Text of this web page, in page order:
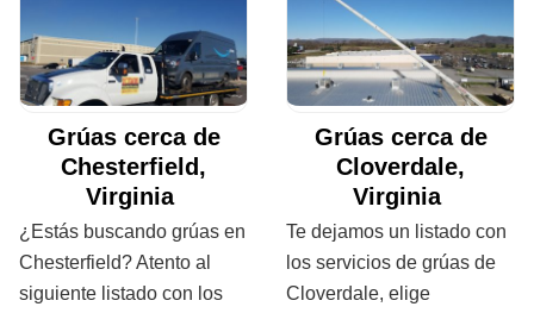
Grúas cerca de
Chesterfield,
Virginia
¿Estás buscando grúas en
Chesterfield? Atento al
siguiente listado con los
Grúas cerca de
Cloverdale,
Virginia
Te dejamos un listado con
los servicios de grúas de
Cloverdale, elige